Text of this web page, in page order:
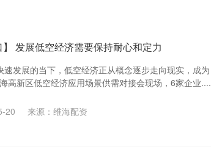
发展低空经济需要保持耐心和定力
发展的当下，低空经济正从概念逐步走向现实，成为
高新区低空经济应用场景供需对接会现场，6家企业....
20
来源：维海配资